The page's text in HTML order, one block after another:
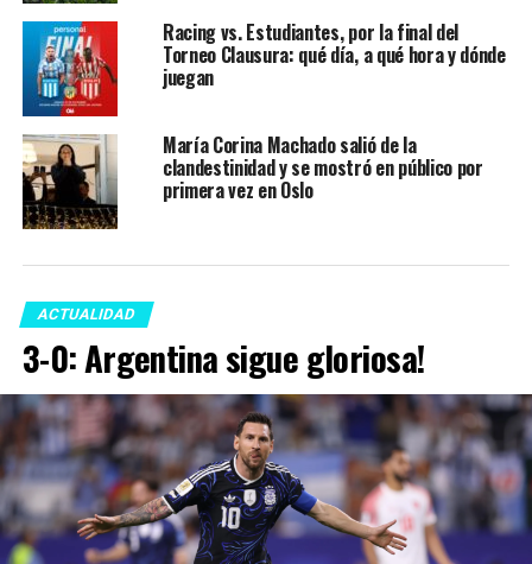
Racing vs. Estudiantes, por la final del
Torneo Clausura: qué día, a qué hora y dónde
juegan
María Corina Machado salió de la
clandestinidad y se mostró en público por
primera vez en Oslo
ACTUALIDAD
3-0: Argentina sigue gloriosa!